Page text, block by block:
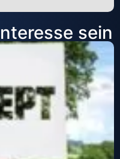
sein